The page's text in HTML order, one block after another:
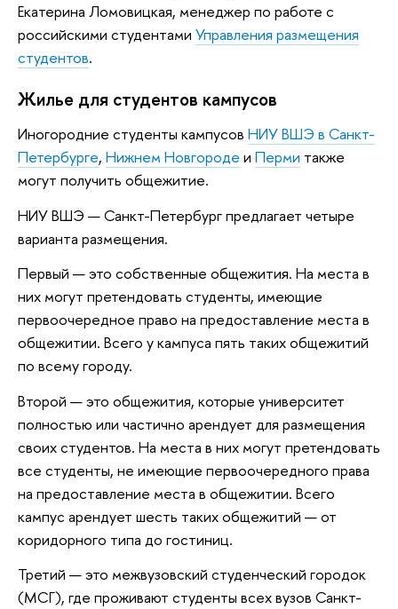
Екатерина Ломовицкая, менеджер по работе с
российскими студентами Управления размещения
студентов.
Жилье для студентов кампусов
Иногородние студенты кампусов НИУ ВШЭ в Санкт-
Петербурге, Нижнем Новгороде и Перми также
могут получить общежитие.
НИУ ВШЭ — Санкт-Петербург предлагает четыре
варианта размещения.
Первый — это собственные общежития. На места в
них могут претендовать студенты, имеющие
первоочередное право на предоставление места в
общежитии. Всего у кампуса пять таких общежитий
по всему городу.
Второй — это общежития, которые университет
полностью или частично арендует для размещения
своих студентов. На места в них могут претендовать
все студенты, не имеющие первоочередного права
на предоставление места в общежитии. Всего
кампус арендует шесть таких общежитий — от
коридорного типа до гостиниц.
Третий — это межвузовский студенческий городок
(МСГ), где проживают студенты всех вузов Санкт-